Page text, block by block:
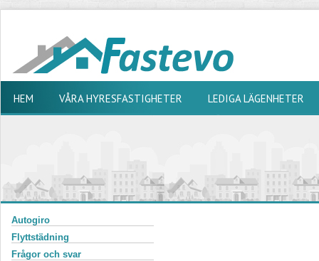
HEM VÅRA HYRESFASTIGHETER LEDIGA LÄGENHETER
Autogiro
Flyttstädning
Frågor och svar